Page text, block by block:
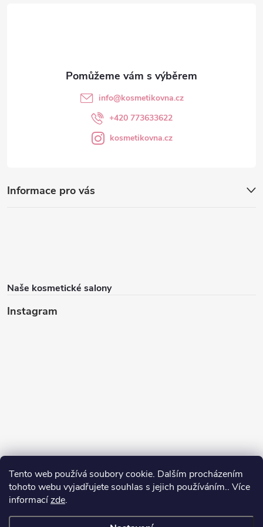
Tento web používá soubory cookie. Dalším procházením
tohoto webu vyjadřujete souhlas s jejich používáním.. Více
informacízde.
Informace pro vás
Naše kosmetické salony
Instagram
info@kosmetikovna.cz
+420 773633622
kosmetikovna.cz